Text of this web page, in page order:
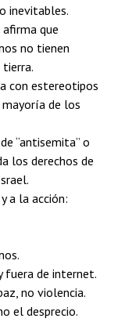
inevitables.
afirma que
no tienen
con estereotipos
de los
“antisemita” o
los derechos de
a la acción:
fuera de internet.
no violencia.
el desprecio.